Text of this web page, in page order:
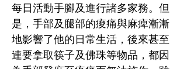
每日活動手腳及進行諸多家務。但
是，手部及腿部的痠痛與麻痺漸漸
地影響了他的日常生活，後來甚至
連要拿取筷子及佛珠等物品，都因